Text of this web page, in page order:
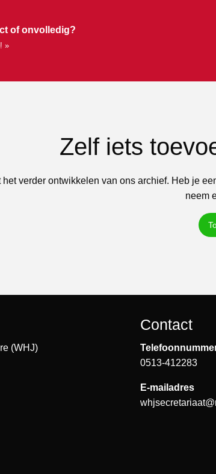
of onvolledig?
»
Zelf iets
verder ontwikkelen van ons archief. Heb je
neem
(WHJ)
Contact
0513-412283
E-mailadres